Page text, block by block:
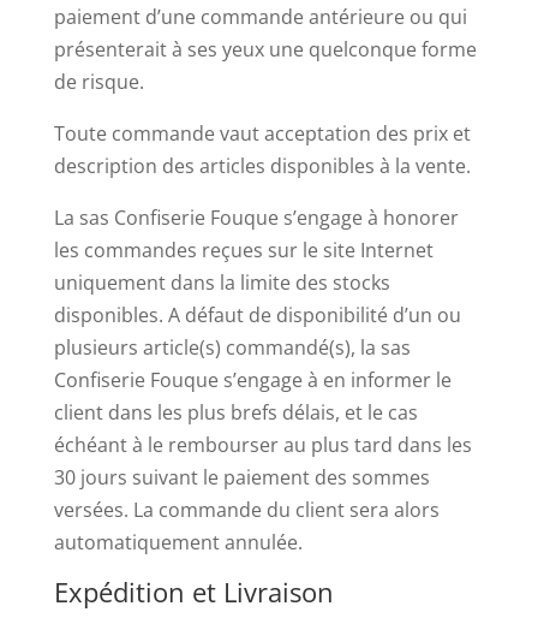
paiement d’une commande antérieure ou qui
présenterait à ses yeux une quelconque forme
de risque.
Toute commande vaut acceptation des prix et
description des articles disponibles à la vente.
La sas Confiserie Fouque s’engage à honorer
les commandes reçues sur le site Internet
uniquement dans la limite des stocks
disponibles. A défaut de disponibilité d’un ou
plusieurs article(s) commandé(s), la sas
Confiserie Fouque s’engage à en informer le
client dans les plus brefs délais, et le cas
échéant à le rembourser au plus tard dans les
30 jours suivant le paiement des sommes
versées. La commande du client sera alors
automatiquement annulée.
Expédition et Livraison